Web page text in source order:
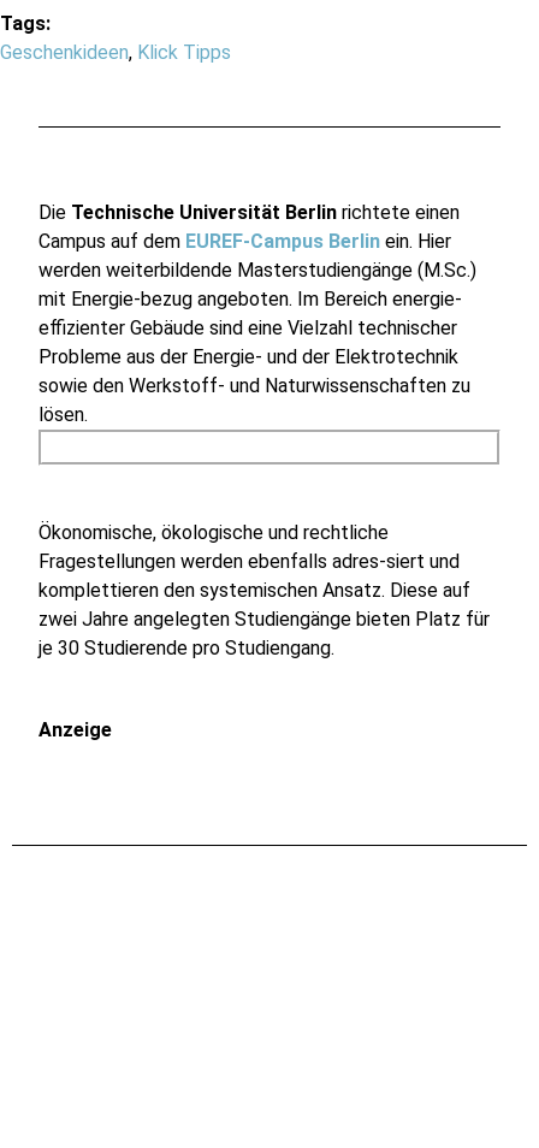
Tags:
Geschenkideen, Klick Tipps
Die Technische Universität Berlin richtete einen
Campus auf dem EUREF-Campus Berlin ein. Hier
werden weiterbildende Masterstudiengänge (M.Sc.)
mit Energie-bezug angeboten. Im Bereich energie-
effizienter Gebäude sind eine Vielzahl technischer
Probleme aus der Energie- und der Elektrotechnik
sowie den Werkstoff- und Naturwissenschaften zu
lösen.
Ökonomische, ökologische und rechtliche
Fragestellungen werden ebenfalls adres-siert und
komplettieren den systemischen Ansatz. Diese auf
zwei Jahre angelegten Studiengänge bieten Platz für
je 30 Studierende pro Studiengang.
Anzeige